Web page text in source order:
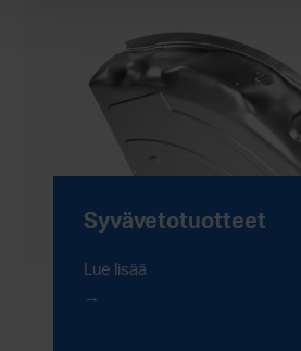
Syvävetotuotteet
Lue lisää